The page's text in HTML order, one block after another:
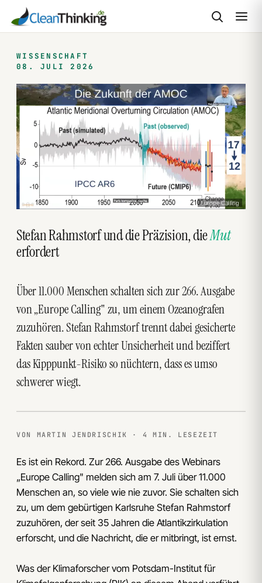
Inhalt
springen
WISSENSCHAFT
08. JULI 2026
Europe Calling
Stefan Rahmstorf und die Präzision, dieMut
erfordert
Über 11.000 Menschen schalten sich zur 266. Ausgabe
von „Europe Calling" zu, um einem Ozeanografen
zuzuhören. Stefan Rahmstorf trennt dabei gesicherte
Fakten sauber von echter Unsicherheit und beziffert
das Kipppunkt-Risiko so nüchtern, dass es umso
schwerer wiegt.
VON MARTIN JENDRISCHIK · 4 MIN. LESEZEIT
Es ist ein Rekord. Zur 266. Ausgabe des Webinars
„Europe Calling" melden sich am 7. Juli über 11.000
Menschen an, so viele wie nie zuvor. Sie schalten sich
zu, um dem gebürtigen Karlsruhe Stefan Rahmstorf
zuzuhören, der seit 35 Jahren die Atlantikzirkulation
erforscht, und die Nachricht, die er mitbringt, ist ernst.
Was der Klimaforscher vom Potsdam-Institut für